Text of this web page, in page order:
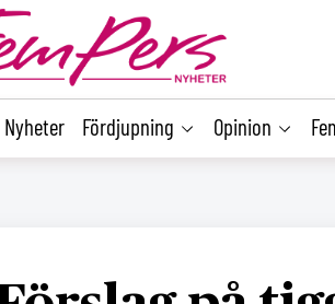
Nyheter Fördjupning Opinion